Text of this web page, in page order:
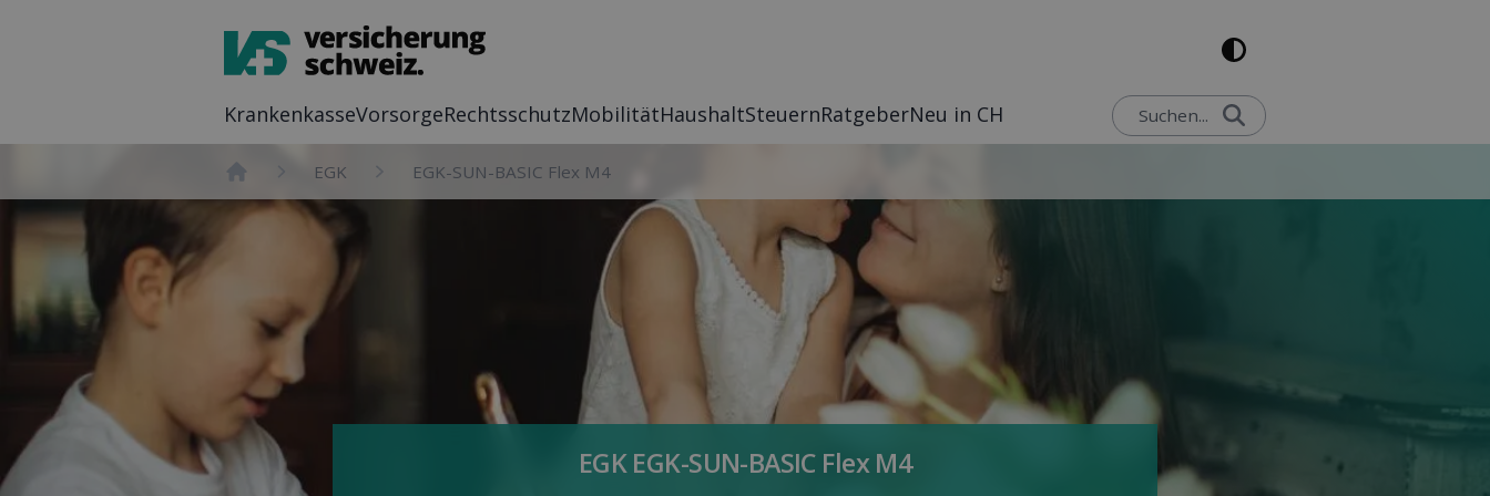
Suchen...
Kranken­kasseVor­sorgeRechts­schutzMobilitätHaushaltSteuernRat­geberNeu in CH
Home
EGK EGK-SUN-BASIC Flex M4
EGK EGK-SUN-BASIC Flex M4